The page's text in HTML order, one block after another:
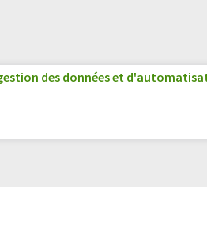
des données et